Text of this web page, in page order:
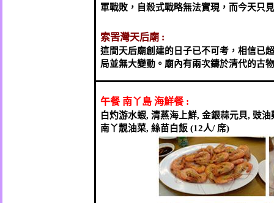
軍戰敗，自殺式戰略無法實現，而今天只
索罟灣天后廟:
這間天后廟創建的日子已不可考，相信已
局並無大變動。廟內有兩次鑄於清代的古
午餐 南丫島 海鮮餐:
白灼游水蝦, 清蒸海上鮮, 金銀蒜元貝, 豉油
南丫靚油菜, 絲苗白飯 (12人/ 席)